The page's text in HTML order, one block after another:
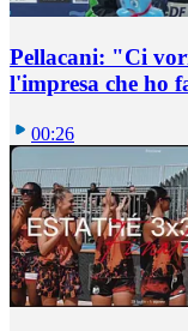
Pellacani: "Ci
l'impresa che ho
00:26